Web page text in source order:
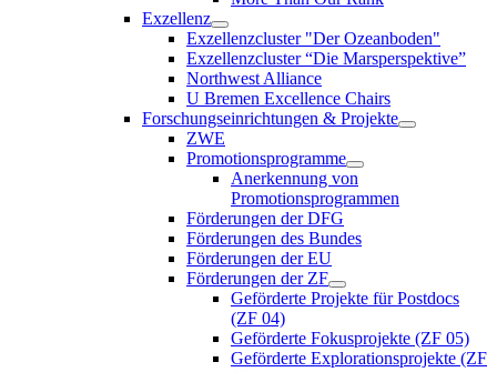
Exzellenz
Exzellenzcluster "Der Ozeanboden"
Exzellenzcluster “Die Marsperspektive”
Northwest Alliance
U Bremen Excellence Chairs
Forschungseinrichtungen & Projekte
ZWE
Promotionsprogramme
Anerkennung von
Promotionsprogrammen
Förderungen der DFG
Förderungen des Bundes
Förderungen der EU
Förderungen der ZF
Geförderte Projekte für Postdocs
(ZF 04)
Geförderte Fokusprojekte (ZF 05)
Geförderte Explorationsprojekte (ZF